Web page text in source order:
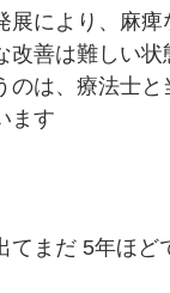
展により、麻
改善は難しい
のは、療法士
ます
てまだ 5年ほ